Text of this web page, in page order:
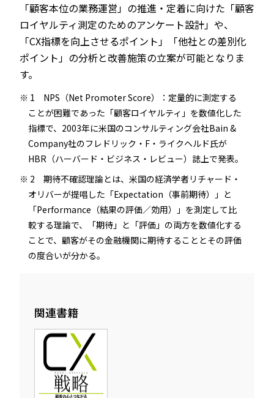
「顧客本位の業務運営」の推進・定着に向けた「顧客
ロイヤルティ測定のためのアンケート設計」や、
「CX指標を向上させるポイント」「他社との差別化
ポイント」の分析と改善施策の立案が可能となりま
す。
1 NPS（Net Promoter Score）：定量的に測定する
ことが困難であった「顧客ロイヤルティ」を数値化した
指標で、2003年に米国のコンサルティング会社Bain &
Company社のフレドリック・F・ライクヘルド氏が
HBR（ハーバード・ビジネス・レビュー）誌上で発表。
2 期待不確認理論とは、米国の経済学者リチャード・
オリバーが提唱した「Expectation（事前期待）」と
「Performance（結果の評価／効用）」を測定して比
較する理論で、「期待」と「評価」の両方を数値化する
ことで、顧客がその金融機関に期待することとその評価
の度合いが分かる。
関連書籍